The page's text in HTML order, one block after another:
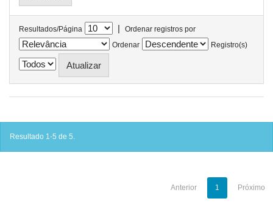
Resultados/Página |
Ordenar registros por
Ordenar
Registro(s)
Resultado 1-5 de 5.
Anterior 1 Próximo